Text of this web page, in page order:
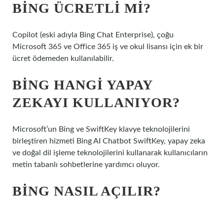
BING ÜCRETLI MI?
Copilot (eski adıyla Bing Chat Enterprise), çoğu
Microsoft 365 ve Office 365 iş ve okul lisansı için ek bir
ücret ödemeden kullanılabilir.
BING HANGI YAPAY
ZEKAYI KULLANIYOR?
Microsoft’un Bing ve SwiftKey klavye teknolojilerini
birleştiren hizmeti Bing AI Chatbot SwiftKey, yapay zeka
ve doğal dil işleme teknolojilerini kullanarak kullanıcıların
metin tabanlı sohbetlerine yardımcı oluyor.
BING NASIL AÇILIR?